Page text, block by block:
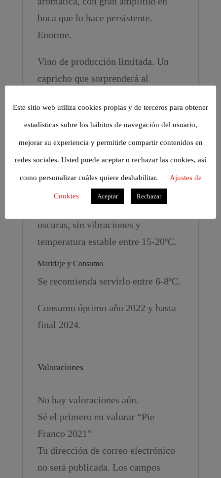
boca que lo hace persistente.
Enorme.
Vino de producción limitada. Un
capricho que sorprenderá al
Conservación
Se recomienda conservar con la
oscuras, sin vibraciones y
temperatura estable entre 15-20ºC.
Maridaje y Consumo
Se recomienda servirlo entre 6-8ºC.
Consumo óptimo año 2022 y hasta
final 2024.
Valoraciones
No hay valoraciones aún.
Sé el primero en valorar “Pie
Franco 2021”
Tu dirección de correo electrónico
no será publicada. Los campos
Este sitio web utiliza cookies propias y de terceros para obtener
estadísticas sobre los hábitos de navegación del usuario,
mejorar su experiencia y permitirle compartir contenidos en
redes sociales. Usted puede aceptar o rechazar las cookies, así
como personalizar cuáles quiere deshabilitar. Ajustes de
Cookies Aceptar Rechazar